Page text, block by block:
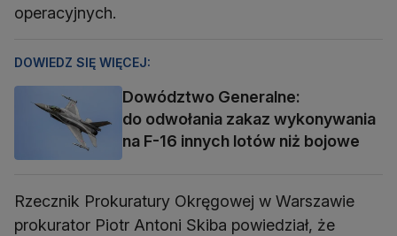
operacyjnych.
DOWIEDZ SIĘ WIĘCEJ:
Dowództwo Generalne:
do odwołania zakaz wykonywania
na F-16 innych lotów niż bojowe
Rzecznik Prokuratury Okręgowej w Warszawie
prokurator Piotr Antoni Skiba powiedział, że